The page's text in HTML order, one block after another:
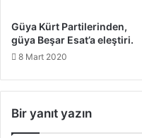
Güya Kürt Partilerinden,
güya Beşar Esat’a eleştiri.
8 Mart 2020
Bir yanıt yazın